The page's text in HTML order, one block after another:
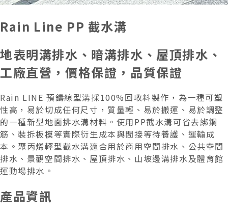
Rain Line PP 截水溝
地表明溝排水、暗溝排水、屋頂排水、
工廠直營，價格保證，品質保證
Rain LINE 預鑄線型溝採100%回收料製作，為一種可塑
性高，易於切成任何尺寸，質量輕、易於搬運、易於調整
的一種新型地面排水溝材料。使用PP截水溝可省去綁鋼
筋、裝拆板模等實際衍生成本與間接等待養護、運輸成
本。聚丙烯輕型截水溝適合用於商用空間排水、公共空間
排水、景觀空間排水、屋頂排水、山坡邊溝排水及體育館
運動場排水。
產品資訊